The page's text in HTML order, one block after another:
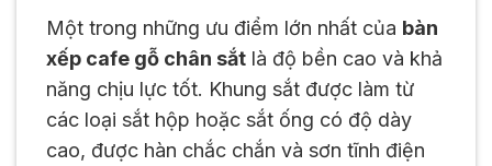
Một trong những ưu điểm lớn nhất của bàn
xếp cafe gỗ chân sắt là độ bền cao và khả
năng chịu lực tốt. Khung sắt được làm từ
các loại sắt hộp hoặc sắt ống có độ dày
cao, được hàn chắc chắn và sơn tĩnh điện